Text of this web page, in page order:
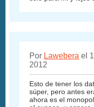
Por Lawebera el
2012
Esto de tener los
súper, pero antes
ahora es el